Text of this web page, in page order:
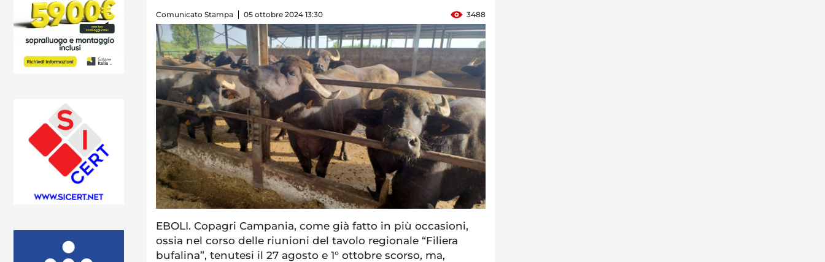
Comunicato Stampa 05 ottobre 2024 13:30 3488
EBOLI. Copagri Campania, come già fatto in più occasioni,
ossia nel corso delle riunioni del tavolo regionale “Filiera
bufalina”, tenutesi il 27 agosto e 1° ottobre scorso, ma,